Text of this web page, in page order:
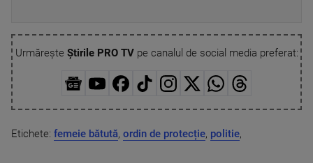
Urmărește Știrile PRO TVpe canalul de social media preferat:
Etichete: femeie bătută, ordin de protecție, politie,